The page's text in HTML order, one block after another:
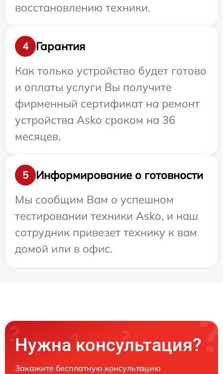
восстановлению техники.
4
Гарантия
Как только устройство будет готово
и оплаты услуги Вы получите
фирменный сертификат на ремонт
устройства Asko сроком на 36
месяцев.
5
Информирование о готовности
Мы сообщим Вам о успешном
тестировании техники Asko, и наш
сотрудник привезет технику к вам
домой или в офис.
Нужна консультация?
Закажите бесплатную консультацию